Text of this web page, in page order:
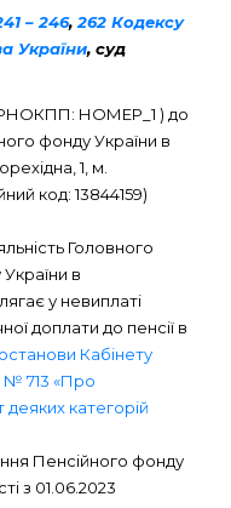
– 246, 262 Кодексу
України, суд
НОМЕР_1 ) до
фонду України в
1, м.
код: 13844159)
Головного
в
у невиплаті
доплати до пенсії в
Кабінету
№ 713 «Про
деяких категорій
Пенсійного фонду
з 01.06.2023